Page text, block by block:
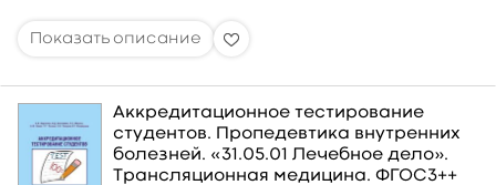
Аккредитационное тестирование
студентов. Пропедевтика внутренних
болезней. «31.05.01 Лечебное дело».
Трансляционная медицина. ФГОС3++